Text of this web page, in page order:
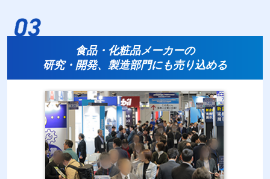
食品・化粧品メーカーの
研究・開発、製造部門にも売り込める